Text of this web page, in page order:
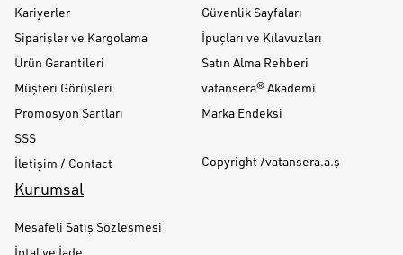
Kariyerler
Siparişler ve Kargolama
Ürün Garantileri
Müşteri Görüşleri
Promosyon Şartları
SSS
İletişim / Contact
Güvenlik Sayfaları
İpuçları ve Kılavuzları
Satın Alma Rehberi
vatansera® Akademi
Marka Endeksi
Copyright /vatansera.a.ş
Kurumsal
Mesafeli Satış Sözleşmesi
İptal ve İade